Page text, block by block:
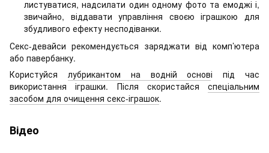
листуватися, надсилати один одному фото та емоджі і,
звичайно, віддавати управління своєю іграшкою для
збудливого ефекту несподіванки.
Секс-девайси рекомендується заряджати від комп’ютера
або павербанку.
Користуйся лубрикантом на водній основі під час
використання іграшки. Після скористайся спеціальним
засобом для очищення секс-іграшок.
Відео